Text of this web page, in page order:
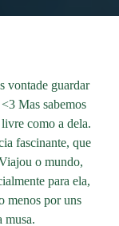
vontade guardar
Mas sabemos
como a dela.
fascinante, que
o mundo,
para ela,
menos por uns
musa.